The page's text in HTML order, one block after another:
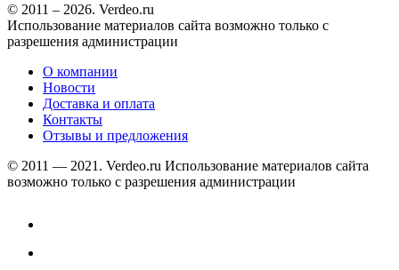
© 2011 – 2026. Verdeo.ru
Использование материалов сайта возможно только с
разрешения администрации
О компании
Новости
Доставка и оплата
Контакты
Отзывы и предложения
© 2011 — 2021. Verdeo.ru Использование материалов сайта
возможно только с разрешения администрации